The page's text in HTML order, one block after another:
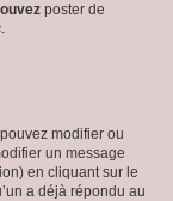
poster de
modifier ou
un message
en cliquant sur le
a déjà répondu au